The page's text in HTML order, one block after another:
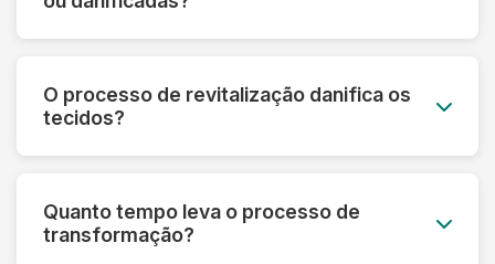
prévia e informamos o que é possível restaurar
O processo de revitalização danifica os
tecidos?
prolongar a vida útil das roupas, sempre
respeitando as características de cada material.
Quanto tempo leva o processo de
transformação?